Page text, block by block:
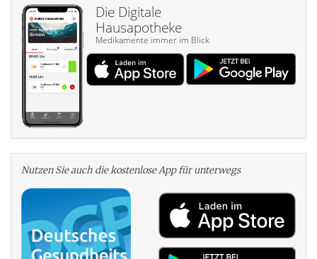
Die Digitale
Hausapotheke
Medikamente immer im Blick
Nutzen Sie auch die kosten­lose App für unterwegs